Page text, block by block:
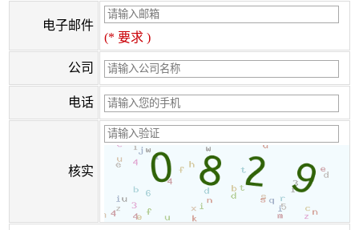
电子邮件
(* 要求 )
公司
电话
核实